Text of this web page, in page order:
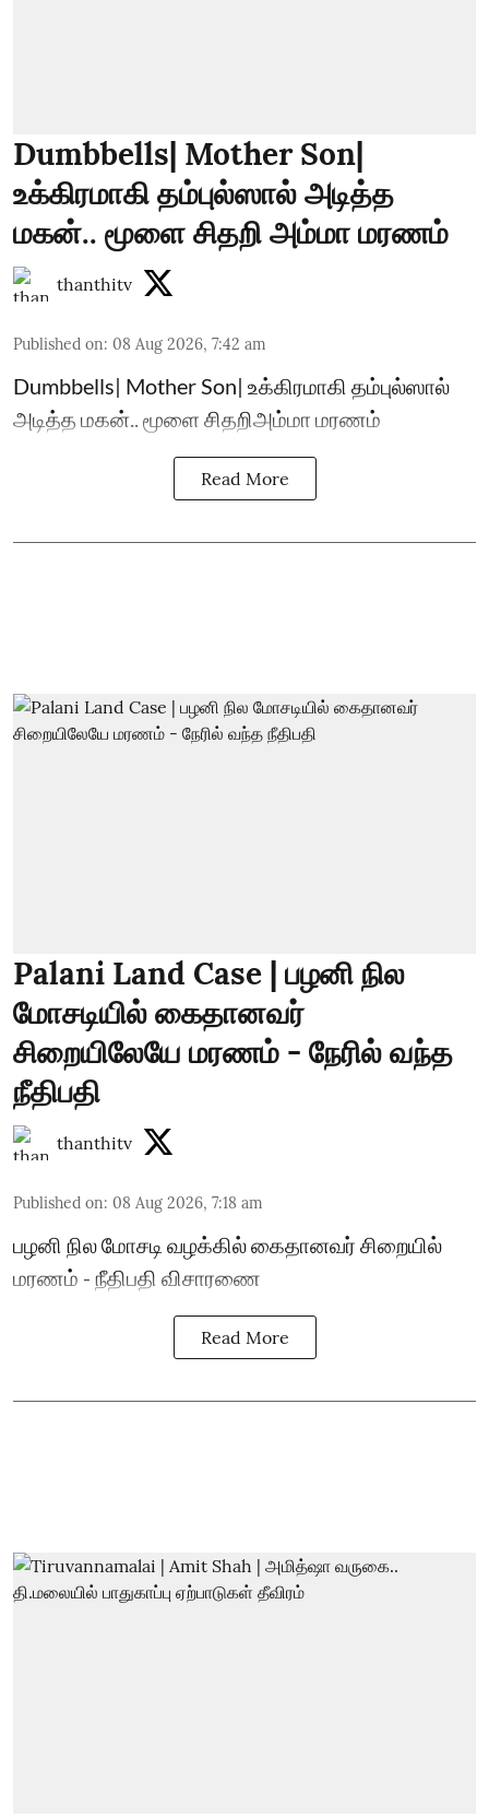
Dumbbells| Mother Son|
உக்கிரமாகி தம்புல்ஸால் அடித்த
மகன்.. மூளை சிதறி அம்மா மரணம்
thanthitv
Published on: 08 Aug 2026, 7:42 am
Dumbbells| Mother Son| உக்கிரமாகி தம்புல்ஸால்
அடித்த மகன்.. மூளை சிதறிஅம்மா மரணம்
Read More
Palani Land Case | பழனி நில
மோசடியில் கைதானவர்
சிறையிலேயே மரணம் - நேரில் வந்த
நீதிபதி
thanthitv
Published on: 08 Aug 2026, 7:18 am
பழனி நில மோசடி வழக்கில் கைதானவர் சிறையில்
மரணம் - நீதிபதி விசாரணை
Read More